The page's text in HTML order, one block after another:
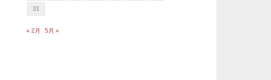
31
« 2月 5月 »